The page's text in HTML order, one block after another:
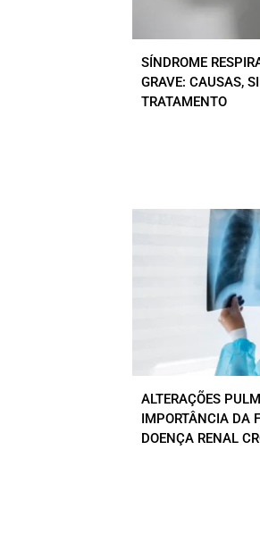
SÍNDROME
GRAVE: CAUSAS,
TRATAMENTO
ALTERAÇÕES
IMPORTÂNCIA DA
DOENÇA RENAL